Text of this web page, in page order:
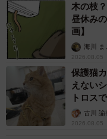
木の枝
昼休み
画】
海川 ま
2026.08.05
保護猫
えない
トロス
古川 諭
2026.08.05